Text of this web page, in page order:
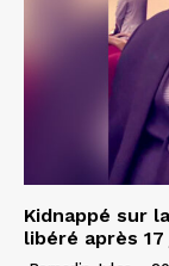
Kidnappé sur
libéré après